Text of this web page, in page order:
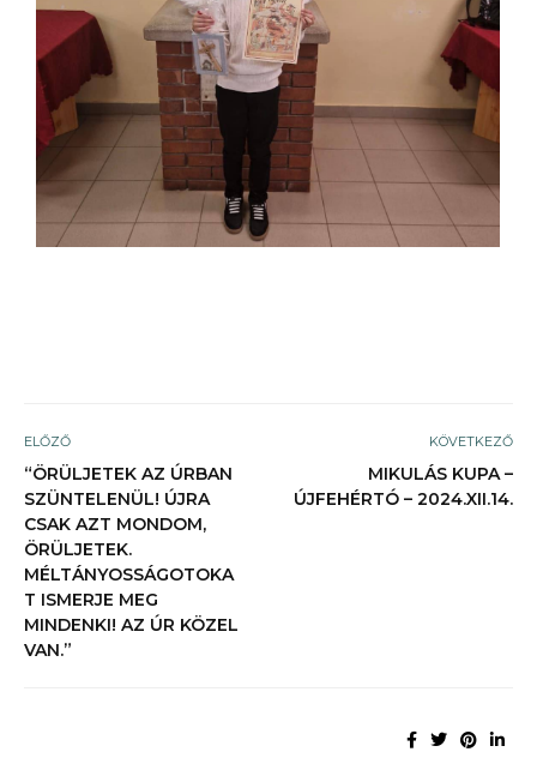
ELŐZŐ
“ÖRÜLJETEK AZ ÚRBAN
SZÜNTELENÜL! ÚJRA
CSAK AZT MONDOM,
ÖRÜLJETEK.
MÉLTÁNYOSSÁGOTOKA
T ISMERJE MEG
MINDENKI! AZ ÚR KÖZEL
VAN.”
KÖVETKEZŐ
MIKULÁS KUPA –
ÚJFEHÉRTÓ – 2024.XII.14.